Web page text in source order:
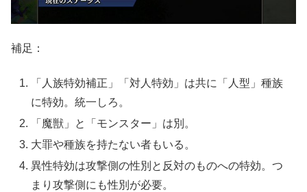
補足：
「人族特効補正」「対人特効」は共に「人型」種族
に特効。統一しろ。
「魔獣」と「モンスター」は別。
大罪や種族を持たない者もいる。
異性特効は攻撃側の性別と反対のものへの特効。つ
まり攻撃側にも性別が必要。